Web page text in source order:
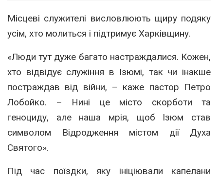
Місцеві служителі висловлюють щиру подяку
усім, хто молиться і підтримує Харківщину.
«Люди тут дуже багато настраждалися. Кожен,
хто відвідує служіння в Ізюмі, так чи інакше
постраждав від війни, – каже пастор Петро
Лобойко. – Нині це місто скорботи та
геноциду, але наша мрія, щоб Ізюм став
символом Відродження містом дії Духа
Святого».
Під час поїздки, яку ініціювали капелани